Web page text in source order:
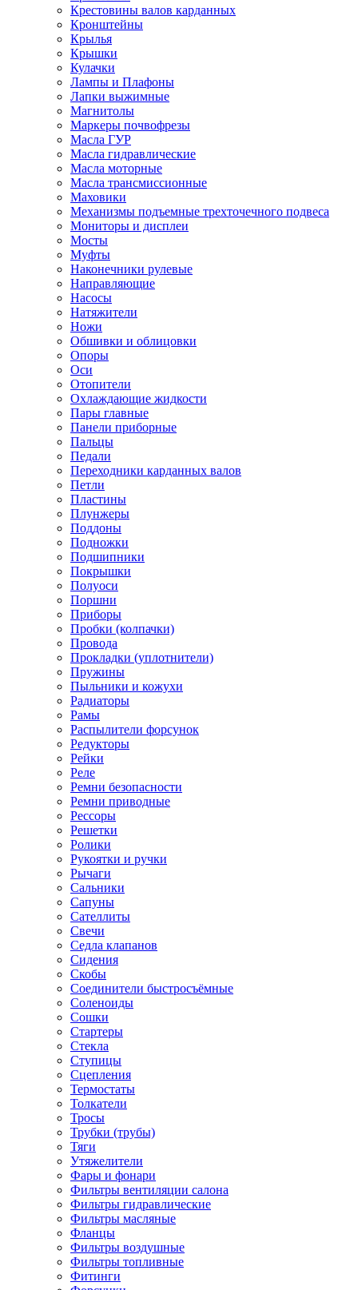
Крестовины валов карданных
Кронштейны
Крылья
Крышки
Кулачки
Лампы и Плафоны
Лапки выжимные
Магнитолы
Маркеры почвофрезы
Масла ГУР
Масла гидравлические
Масла моторные
Масла трансмиссионные
Маховики
Механизмы подъемные трехточечного подвеса
Мониторы и дисплеи
Мосты
Муфты
Наконечники рулевые
Направляющие
Насосы
Натяжители
Ножи
Обшивки и облицовки
Опоры
Оси
Отопители
Охлаждающие жидкости
Пары главные
Панели приборные
Пальцы
Педали
Переходники карданных валов
Петли
Пластины
Плунжеры
Поддоны
Подножки
Подшипники
Покрышки
Полуоси
Поршни
Приборы
Пробки (колпачки)
Провода
Прокладки (уплотнители)
Пружины
Пыльники и кожухи
Радиаторы
Рамы
Распылители форсунок
Редукторы
Рейки
Реле
Ремни безопасности
Ремни приводные
Рессоры
Решетки
Ролики
Рукоятки и ручки
Рычаги
Сальники
Сапуны
Сателлиты
Свечи
Седла клапанов
Сидения
Скобы
Соединители быстросъёмные
Соленоиды
Сошки
Стартеры
Стекла
Ступицы
Сцепления
Термостаты
Толкатели
Тросы
Трубки (трубы)
Тяги
Утяжелители
Фары и фонари
Фильтры вентиляции салона
Фильтры гидравлические
Фильтры масляные
Фланцы
Фильтры воздушные
Фильтры топливные
Фитинги